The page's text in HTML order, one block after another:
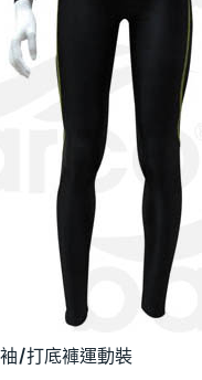
/打底褲運動裝